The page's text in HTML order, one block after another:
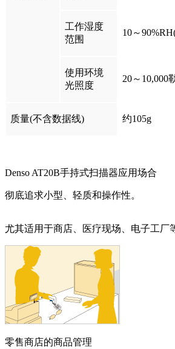
工作湿度
范围
10～90%RH(
使用环境
光照度
20～10,000
质量(不含数据线) 约105g
Denso AT20B手持式扫描器应用场合
彻底追求小型、轻质和操作性。
尤其适用于商店、医疗现场、电子工厂
零售商店的商品管理